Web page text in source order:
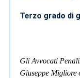
Terzo grado di
Gli Avvocati
Giuseppe Migliore